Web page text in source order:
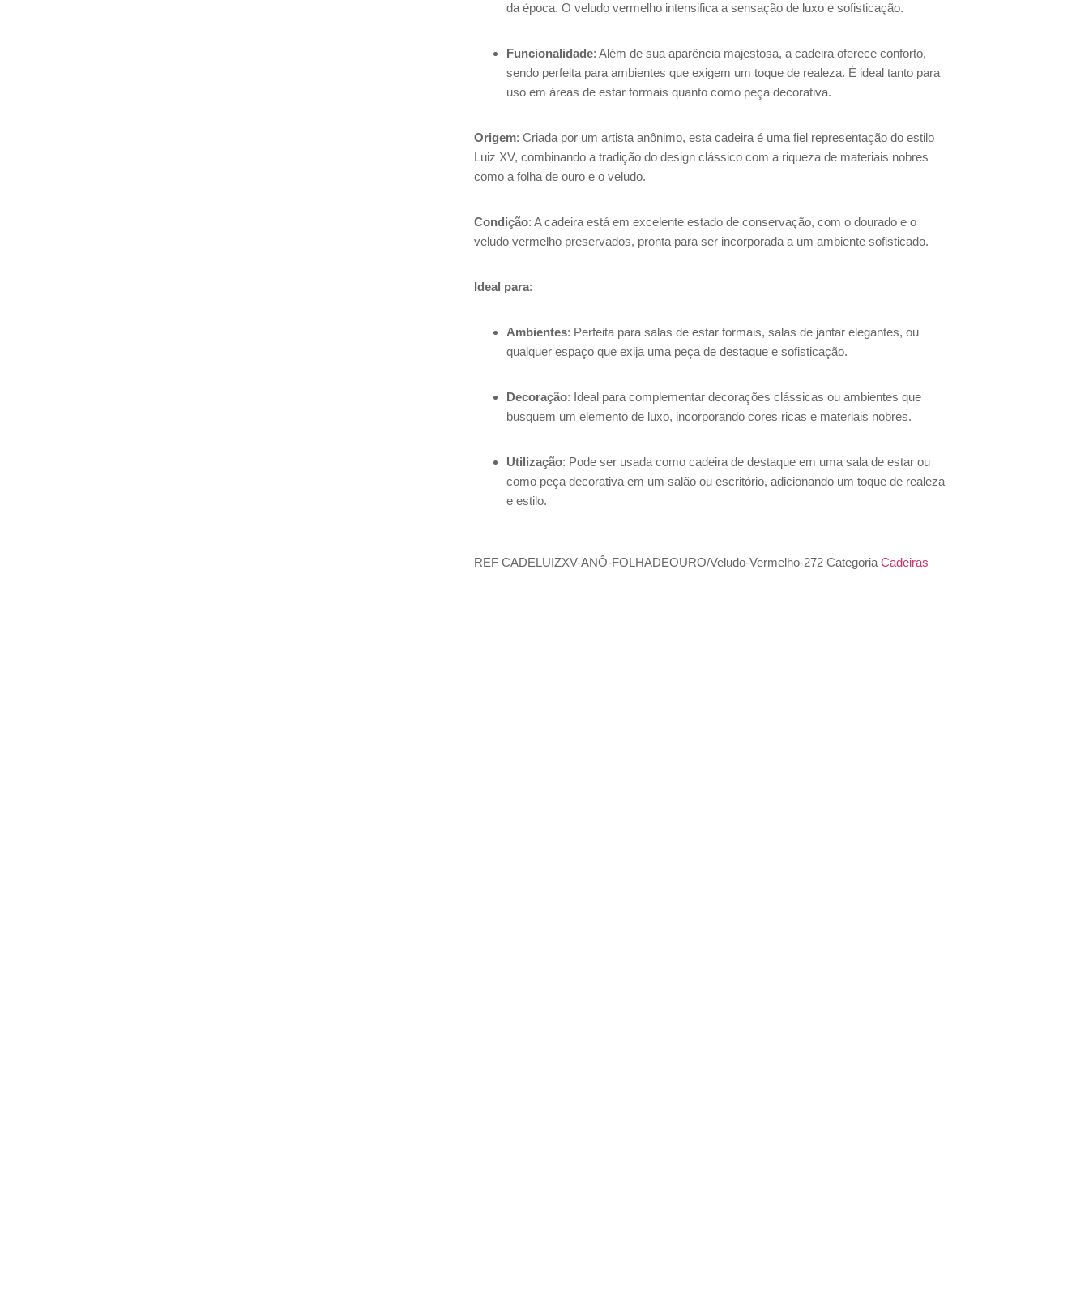
da época. O veludo vermelho intensifica a sensação de luxo e sofisticação.
Funcionalidade: Além de sua aparência majestosa, a cadeira oferece conforto,
sendo perfeita para ambientes que exigem um toque de realeza. É ideal tanto para
uso em áreas de estar formais quanto como peça decorativa.
Origem: Criada por um artista anônimo, esta cadeira é uma fiel representação do estilo
Luiz XV, combinando a tradição do design clássico com a riqueza de materiais nobres
como a folha de ouro e o veludo.
Condição: A cadeira está em excelente estado de conservação, com o dourado e o
veludo vermelho preservados, pronta para ser incorporada a um ambiente sofisticado.
Ideal para:
Ambientes: Perfeita para salas de estar formais, salas de jantar elegantes, ou
qualquer espaço que exija uma peça de destaque e sofisticação.
Decoração: Ideal para complementar decorações clássicas ou ambientes que
busquem um elemento de luxo, incorporando cores ricas e materiais nobres.
Utilização: Pode ser usada como cadeira de destaque em uma sala de estar ou
como peça decorativa em um salão ou escritório, adicionando um toque de realeza
e estilo.
REF CADELUIZXV-ANÔ-FOLHADEOURO/Veludo-Vermelho-272 Categoria Cadeiras